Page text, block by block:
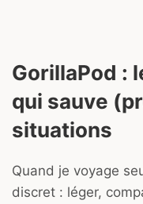
GorillaPod :
qui sauve
situations
Quand je voyage
discret : léger,